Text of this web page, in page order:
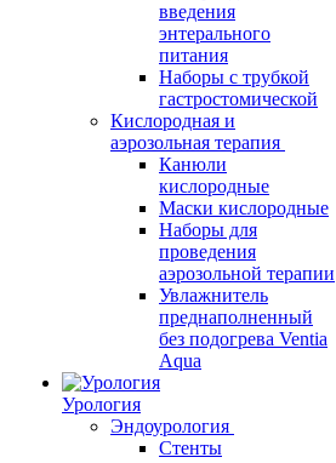
введения
энтерального
питания
Наборы с трубкой
гастростомической
Кислородная и
аэрозольная терапия
Канюли
кислородные
Маски кислородные
Наборы для
проведения
аэрозольной терапии
Увлажнитель
преднаполненный
без подогрева Ventia
Aqua
Урология
Эндоурология
Стенты